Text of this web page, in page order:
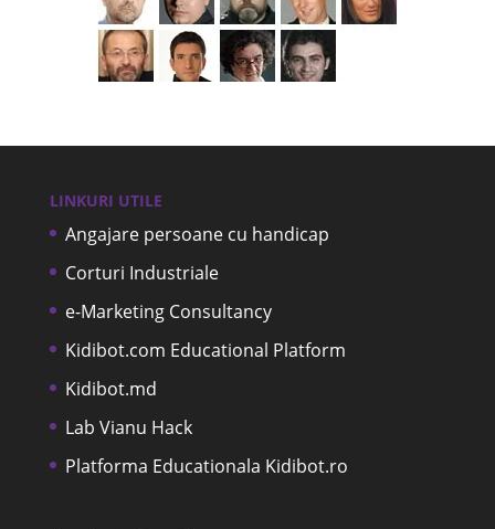
LINKURI UTILE
Angajare persoane cu handicap
Corturi Industriale
e-Marketing Consultancy
Kidibot.com Educational Platform
Kidibot.md
Lab Vianu Hack
Platforma Educationala Kidibot.ro